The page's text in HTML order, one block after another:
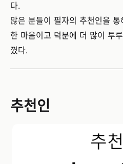
다.
많은 분들이 필자의 추천인을
한 마음이고 덕분에 더 많이 투
꼈다.
추천인